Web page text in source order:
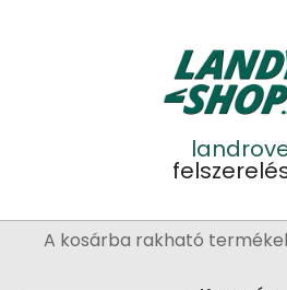
PrimaryA kosárba rakható